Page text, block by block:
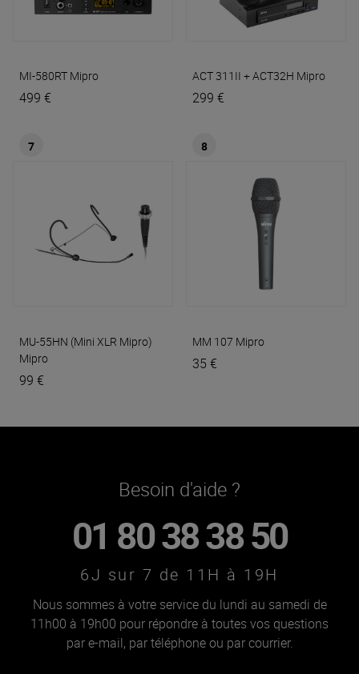
MI-580RT Mipro
499 €
ACT 311II + ACT32H Mipro
299 €
7
MU-55HN (Mini XLR Mipro)
Mipro
99 €
8
MM 107 Mipro
35 €
Besoin d'aide ?
01 80 38 38 50
6J sur 7 de 11H à 19H
Nous sommes à votre service du lundi au samedi de
11h00 à 19h00 pour répondre à toutes vos questions
par e-mail, par téléphone ou par courrier.